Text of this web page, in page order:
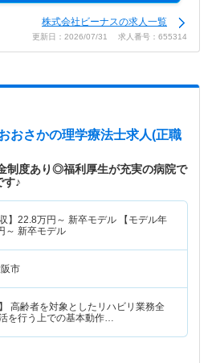
株式会社ビーナスの求人一覧
更新日：2026/07/31 求人番号：655314
おさかの理学療法士求人(正職
制度あり◎福利厚生が充実の病院で
す♪
】 22.8万円～ 新卒モデル 【モデル年
～ 新卒モデル
市
】 高齢者を対象としたリハビリ業務全
を行う上での基本動作…